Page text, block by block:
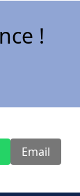
!
Email